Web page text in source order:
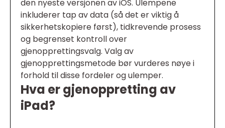
den nyeste versjonen av iOS. Ulempene
inkluderer tap av data (så det er viktig å
sikkerhetskopiere først), tidkrevende prosess
og begrenset kontroll over
gjenopprettingsvalg. Valg av
gjenopprettingsmetode bør vurderes nøye i
forhold til disse fordeler og ulemper.
Hva er gjenoppretting av
iPad?